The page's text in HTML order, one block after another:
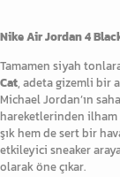
Nike Air Jordan 4
Tamamen siyah
Cat, adeta gizemli bir
Michael Jordan’ın
hareketlerinden ilham
şık hem de sert bir
etkileyici sneaker
olarak öne çıkar.